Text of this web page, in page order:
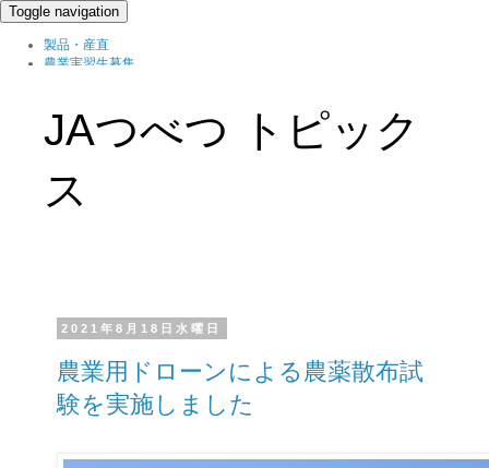
Toggle navigation
製品・産直
農業実習生募集
ブログ
JAつべつ トピック
ス
2021年8月18日水曜日
農業用ドローンによる農薬散布試
験を実施しました